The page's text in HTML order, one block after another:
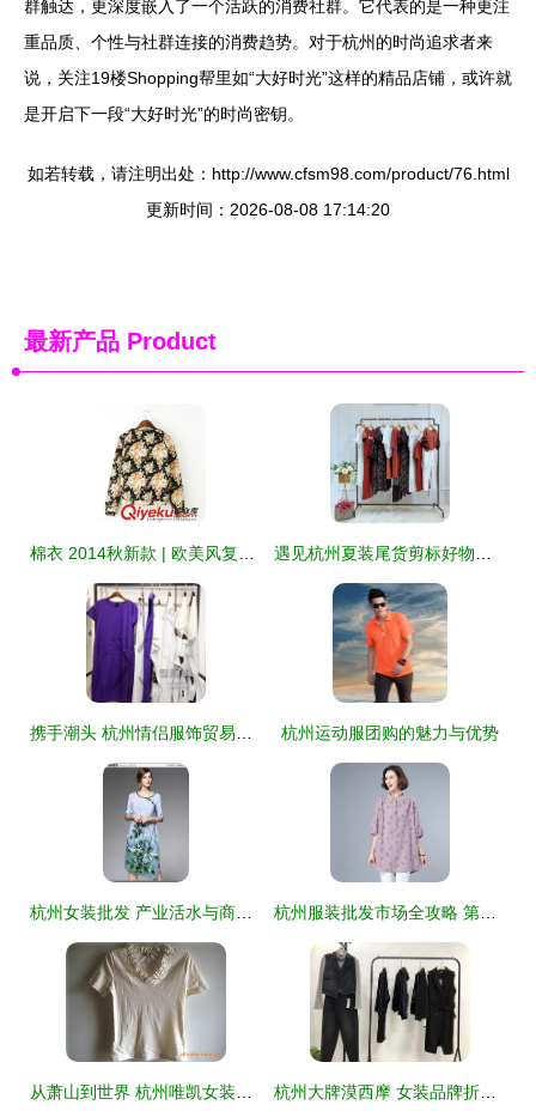
群触达，更深度嵌入了一个活跃的消费社群。它代表的是一种更注
重品质、个性与社群连接的消费趋势。对于杭州的时尚追求者来
说，关注19楼Shopping帮里如“大好时光”这样的精品店铺，或许就
是开启下一段“大好时光”的时尚密钥。
如若转载，请注明出处：http://www.cfsm98.com/product/76.html
更新时间：2026-08-08 17:14:20
最新产品 Product
杭州运动服团购的魅力与优势